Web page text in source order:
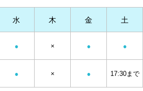
水 木 金 土
● × ● ●
● × ● 17:30まで